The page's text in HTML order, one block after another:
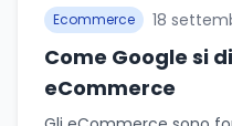
Ecommerce 18
Come Google si
eCommerce